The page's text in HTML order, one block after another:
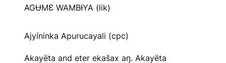
AGɄMƐ WAMBƗYA (lik)
Ajyíninka Apurucayali (cpc)
Akayëta and eter ekaŝax aŋ. Akayëta